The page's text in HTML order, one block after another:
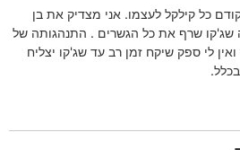
קודם כל קילקל לעצמו. אני מצדיק את בן
שג'קו שרף את כל הגשרים . התנהגותה של
ואין לי ספק שיקח זמן רב עד שג'קו יצליח